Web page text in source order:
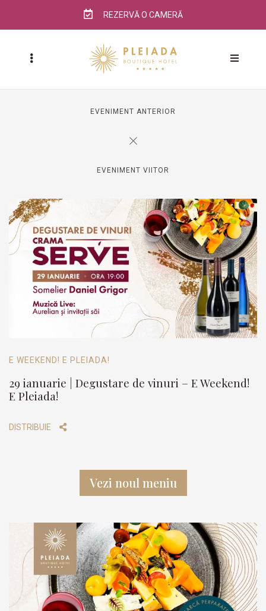
REZERVĂ O CAMERĂ
EVENIMENT ANTERIOR
EVENIMENT VIITOR
E WEEKEND! E PLEIADA!
29 ianuarie | Degustare de vinuri – E Weekend!
E Pleiada!
DISTRIBUIE
Vezi noul meniu